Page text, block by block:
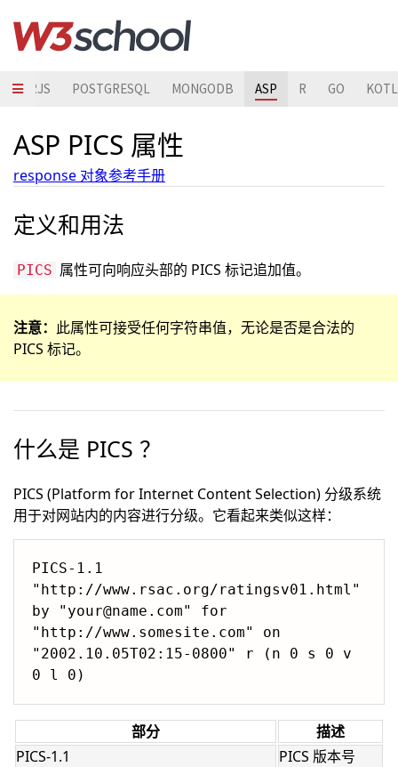
POSTGRESQL MONGODB ASP R GO
ASP PICS 属性
response 对象参考手册
定义和用法
PICS 属性可向响应头部的 PICS 标记追加值。
注意： 此属性可接受任何字符串值，无论是否是合法的
PICS 标记。
什么是 PICS ？
PICS (Platform for Internet Content Selection) 分级系统
用于对网站内的内容进行分级。它看起来类似这样：
PICS-1.1
"http://www.rsac.org/ratingsv01.html"
by "your@name.com" for
"http://www.somesite.com" on
"2002.10.05T02:15-0800" r (n 0 s 0 v
部分
描述
PICS-1.1
PICS 版本号